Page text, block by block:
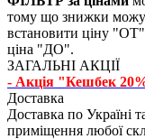
тому що знижки
встановити ціну
ціна "ДО".
ЗАГАЛЬНІ АКЦІЇ
- Акція "Кешбек
Доставка
Доставка по Україні
приміщення любої